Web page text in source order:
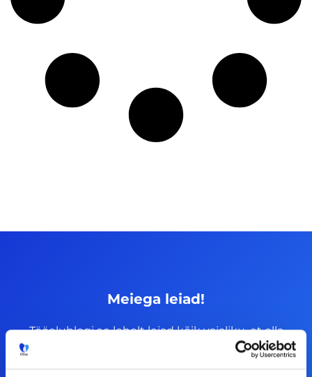
Meiega leiad!
Tööelublogi.ee lehelt leiad kõik vajaliku, et olla
kursis tööturu uudistega. Kui sul on
ettepanekuid erinevate teemade osas või soovid